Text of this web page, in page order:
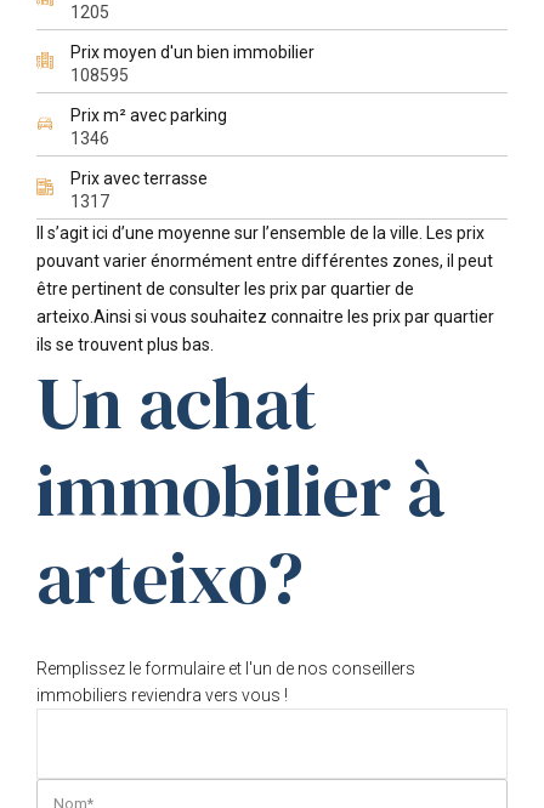
1205
Prix moyen d'un bien immobilier
108595
Prix m² avec parking
1346
Prix avec terrasse
1317
Il s’agit ici d’une moyenne sur l’ensemble de la ville. Les prix
pouvant varier énormément entre différentes zones, il peut
être pertinent de consulter les prix par quartier de
arteixo.Ainsi si vous souhaitez connaitre les prix par quartier
ils se trouvent plus bas.
Un achat
immobilier à
arteixo?
Remplissez le formulaire et l'un de nos conseillers
immobiliers reviendra vers vous !